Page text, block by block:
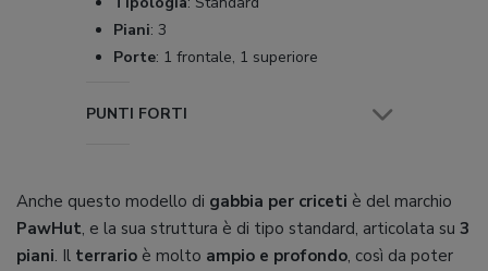
Piani: 3
Porte: 1 frontale, 1 superiore
PUNTI FORTI
Anche questo modello di gabbia per criceti è del marchio
PawHut, e la sua struttura è di tipo standard, articolata su 3
piani. Il terrario è molto ampio e profondo, così da poter